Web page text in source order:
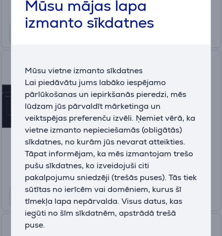
Mūsu mājas lapa
izmanto sīkdatnes
Mūsu vietne izmanto sīkdatnes
Lai piedāvātu jums labāko iespējamo
pārlūkošanas un iepirkšanās pieredzi, mēs
lūdzam jūs pārvaldīt mārketinga un
veiktspējas preferenču izvēli. Ņemiet vērā, ka
vietne izmanto nepieciešamās (obligātās)
sīkdatnes, no kurām jūs nevarat atteikties.
Tāpat informējam, ka mēs izmantojam trešo
pušu sīkdatnes, ko izveidojuši citi
pakalpojumu sniedzēji (trešās puses). Tās tiek
sūtītas no ierīcēm vai domēniem, kurus šī
tīmekļa lapa nepārvalda. Visus datus, kas
iegūti no šīm sīkdatnēm, apstrādā trešā
puse.
10 mēneši 105 €
Iebūvējama elektriskā
cepeškrāsns + indukcijas plīts
virsma
EOC6P77H+EIV83443CT
Iespējams pasūtīt
Cena:
1538 €
10 mēneši 154 €